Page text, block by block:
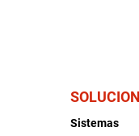
Sistemas